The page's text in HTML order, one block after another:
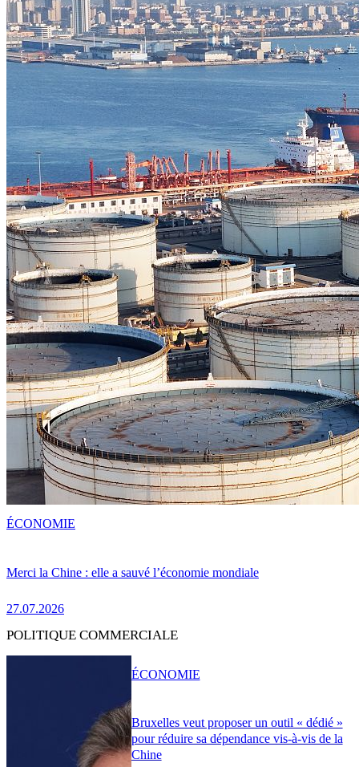
Merci la Chine : elle a sauvé l’économie mondiale
27.07.2026
ÉCONOMIE
POLITIQUE COMMERCIALE
Bruxelles veut proposer un outil « dédié »
pour réduire sa dépendance vis-à-vis de la
Chine
ÉCONOMIE